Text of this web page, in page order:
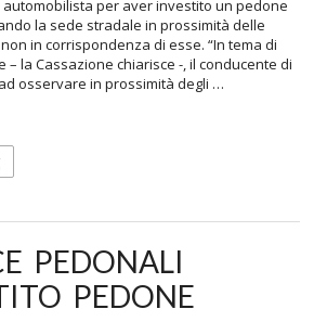
per aver investito un pedone
la sede stradale in prossimità delle
in corrispondenza di esse. “In tema di
– la Cassazione chiarisce -, il conducente di
osservare in prossimità degli …
PEDONALI
PEDONE